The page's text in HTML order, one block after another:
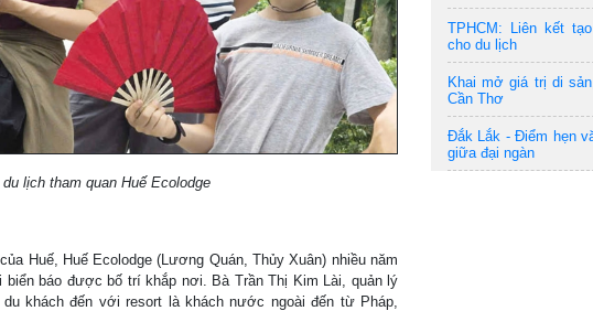
lịch tham quan Huế Ecolodge
Huế, Huế Ecolodge (Lương Quán, Thủy Xuân) nhiều năm
biển báo được bố trí khắp nơi. Bà Trần Thị Kim Lài, quản lý
khách đến với resort là khách nước ngoài đến từ Pháp,
TPHCM: Liên kết
cho du lịch
Khai mở giá trị di
Cần Thơ
Đắk Lắk - Điểm hẹn
giữa đại ngàn